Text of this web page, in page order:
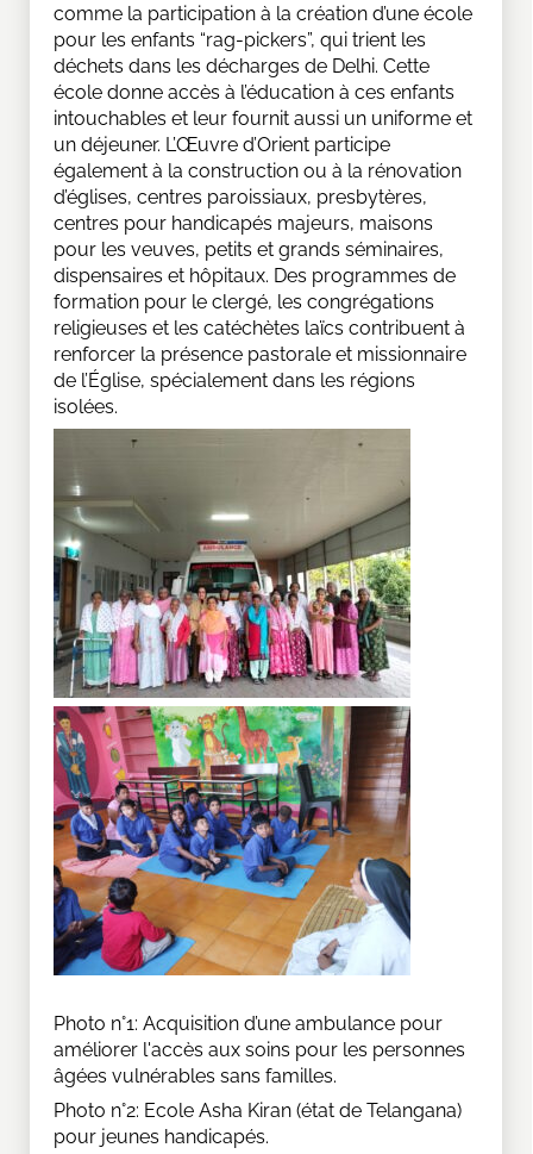
comme la participation à la création d’une école
pour les enfants “rag-pickers”, qui trient les
déchets dans les décharges de Delhi. Cette
école donne accès à l’éducation à ces enfants
intouchables et leur fournit aussi un uniforme et
un déjeuner. L’Œuvre d’Orient participe
également à la construction ou à la rénovation
d’églises, centres paroissiaux, presbytères,
centres pour handicapés majeurs, maisons
pour les veuves, petits et grands séminaires,
dispensaires et hôpitaux. Des programmes de
formation pour le clergé, les congrégations
religieuses et les catéchètes laïcs contribuent à
renforcer la présence pastorale et missionnaire
de l’Église, spécialement dans les régions
isolées.
Photo n°1: Acquisition d’une ambulance pour
améliorer l'accès aux soins pour les personnes
âgées vulnérables sans familles.
Photo n°2: Ecole Asha Kiran (état de Telangana)
pour jeunes handicapés.